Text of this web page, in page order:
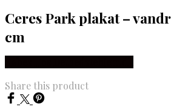
Ceres Park plakat –
cm
Share this product